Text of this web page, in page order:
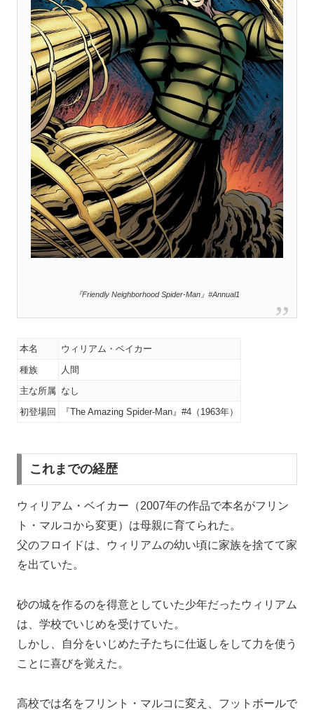
『Friendly Neighborhood Spider-Man』#Annual1
本名
ウィリアム・ベイカー
種族
人間
主な所属 なし
初登場回
『The Amazing Spider-Man』#4（1963年）
これまでの経歴
ウィリアム・ベイカー（2007年の作品で本名がフリン
ト・マルコから変更）は母親に育てられた。
父のフロイドは、ウィリアムの幼い頃に家族を捨てて家
を出ていた。
砂の城を作るのを得意としていた少年だったウィリアム
は、学校でいじめを受けていた。
しかし、自分をいじめた子たちに仕返しをして力を使う
ことに喜びを覚えた。
高校では名をフリント・マルコに変え、フットボールで